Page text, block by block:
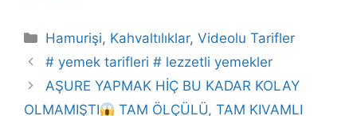
Kategoriler
Hamurişi, Kahvaltılıklar,Videolu Tarifler
# yemek tarifleri # lezzetli yemekler
AŞURE YAPMAK HİÇ BU KADAR KOLAY
OLMAMIŞTI
TAM ÖLÇÜLÜ, TAM KIVAMLI